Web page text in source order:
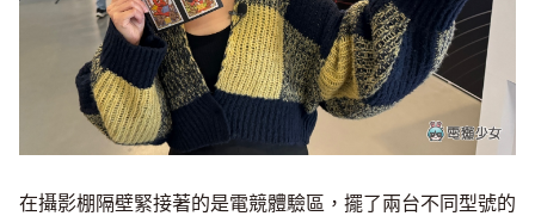
在攝影棚隔壁緊接著的是電競體驗區，擺了兩台不同型號的